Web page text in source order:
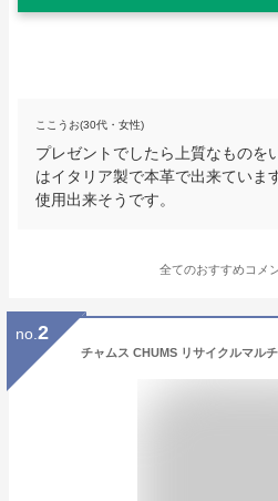
ここうお(30代・女性)
プレゼントでしたら上質なものを
はイタリア製で本革で出来ていま
使用出来そうです。
全てのおすすめコメ
no. 2